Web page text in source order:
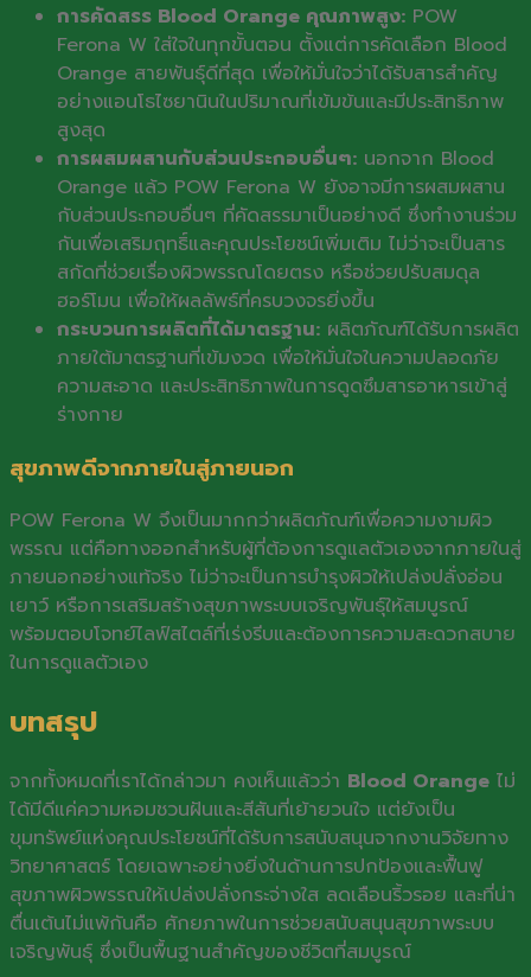
การคัดสรร Blood Orange คุณภาพสูง: POW
Ferona W ใส่ใจในทุกขั้นตอน ตั้งแต่การคัดเลือก Blood
Orange สายพันธุ์ดีที่สุด เพื่อให้มั่นใจว่าได้รับสารสำคัญ
อย่างแอนโธไซยานินในปริมาณที่เข้มข้นและมีประสิทธิภาพ
สูงสุด
การผสมผสานกับส่วนประกอบอื่นๆ: นอกจาก Blood
Orange แล้ว POW Ferona W ยังอาจมีการผสมผสาน
กับส่วนประกอบอื่นๆ ที่คัดสรรมาเป็นอย่างดี ซึ่งทำงานร่วม
กันเพื่อเสริมฤทธิ์และคุณประโยชน์เพิ่มเติม ไม่ว่าจะเป็นสาร
สกัดที่ช่วยเรื่องผิวพรรณโดยตรง หรือช่วยปรับสมดุล
ฮอร์โมน เพื่อให้ผลลัพธ์ที่ครบวงจรยิ่งขึ้น
กระบวนการผลิตที่ได้มาตรฐาน: ผลิตภัณฑ์ได้รับการผลิต
ภายใต้มาตรฐานที่เข้มงวด เพื่อให้มั่นใจในความปลอดภัย
ความสะอาด และประสิทธิภาพในการดูดซึมสารอาหารเข้าสู่
ร่างกาย
สุขภาพดีจากภายในสู่ภายนอก
POW Ferona W จึงเป็นมากกว่าผลิตภัณฑ์เพื่อความงามผิว
พรรณ แต่คือทางออกสำหรับผู้ที่ต้องการดูแลตัวเองจากภายในสู่
ภายนอกอย่างแท้จริง ไม่ว่าจะเป็นการบำรุงผิวให้เปล่งปลั่งอ่อน
เยาว์ หรือการเสริมสร้างสุขภาพระบบเจริญพันธุ์ให้สมบูรณ์
พร้อมตอบโจทย์ไลฟ์สไตล์ที่เร่งรีบและต้องการความสะดวกสบาย
ในการดูแลตัวเอง
บทสรุป
จากทั้งหมดที่เราได้กล่าวมา คงเห็นแล้วว่า Blood Orange ไม่
ได้มีดีแค่ความหอมชวนฝันและสีสันที่เย้ายวนใจ แต่ยังเป็น
ขุมทรัพย์แห่งคุณประโยชน์ที่ได้รับการสนับสนุนจากงานวิจัยทาง
วิทยาศาสตร์ โดยเฉพาะอย่างยิ่งในด้านการปกป้องและฟื้นฟู
สุขภาพผิวพรรณให้เปล่งปลั่งกระจ่างใส ลดเลือนริ้วรอย และที่น่า
ตื่นเต้นไม่แพ้กันคือ ศักยภาพในการช่วยสนับสนุนสุขภาพระบบ
เจริญพันธุ์ ซึ่งเป็นพื้นฐานสำคัญของชีวิตที่สมบูรณ์